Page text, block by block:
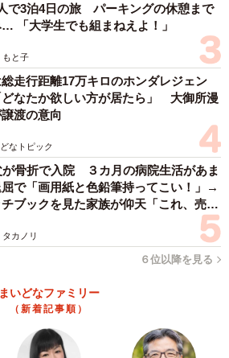
で3泊4日の旅 パーキングの休憩まで
「大学生でも組まねえよ！」
もと子
走行距離17万キロのホンダレジェン
なたか欲しい方が居たら」 大御所漫
渡の意向
なトピック
が骨折で入院 ３カ月の病院生活があま
屈で「画用紙と色鉛筆持ってこい！」→
チブックを見た家族が仰天「これ、売れ
カノリ
６位以降を見る
まいどなファミリー
（新着記事順）